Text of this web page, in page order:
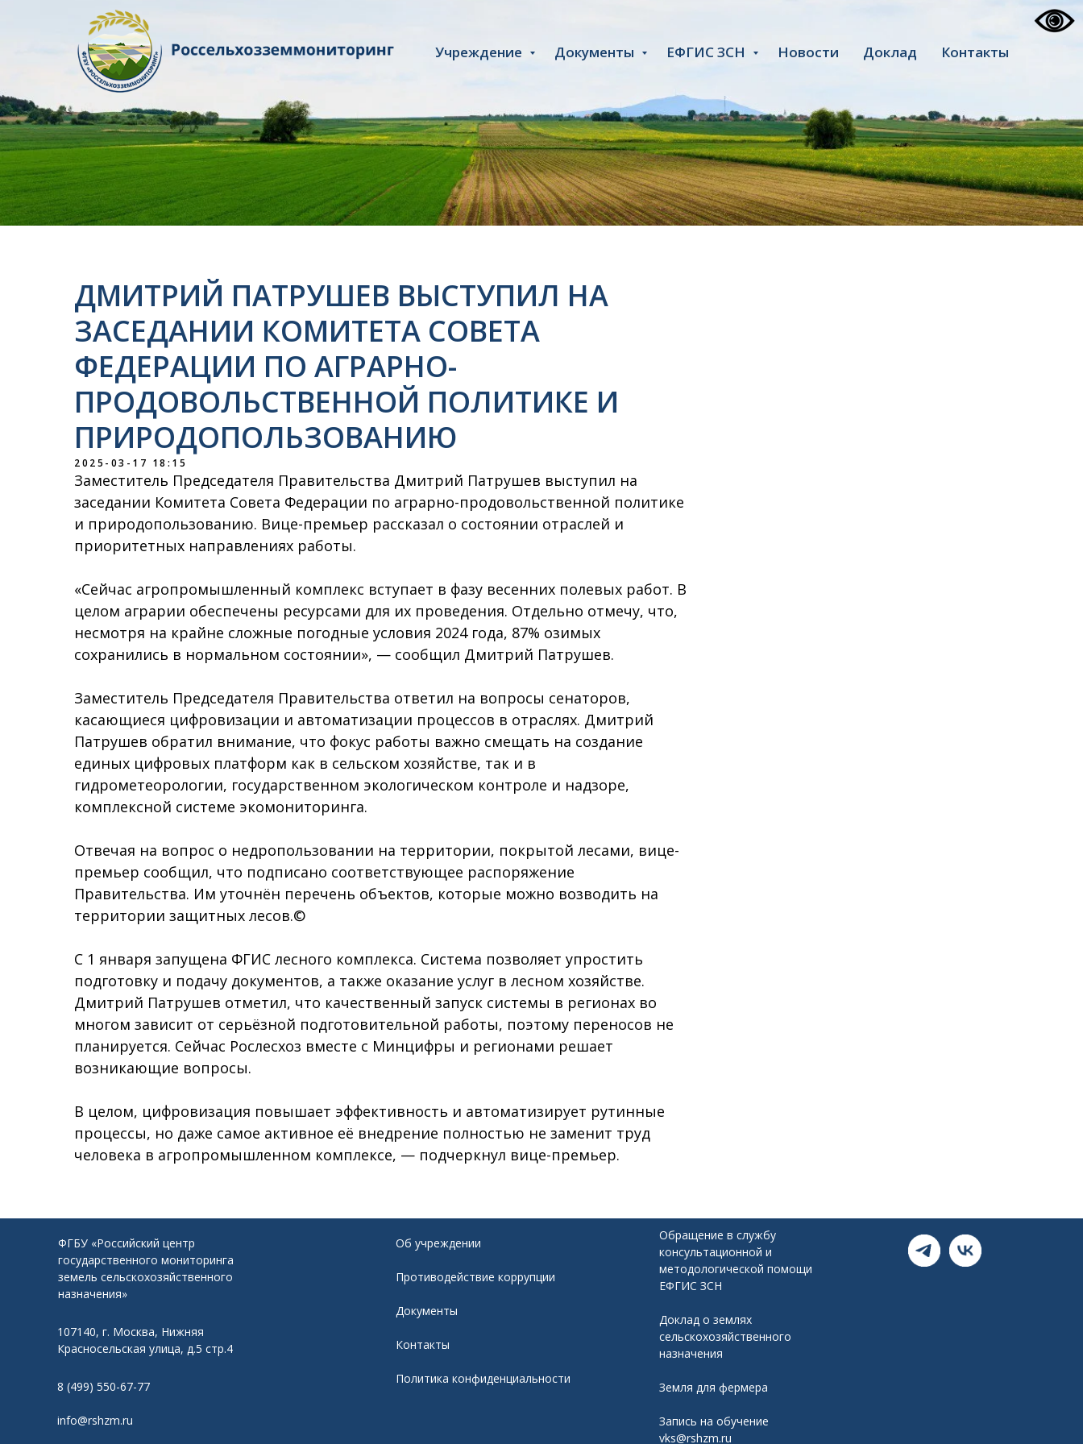
Учреждение Документы ЕФГИС ЗСН Новости Доклад Контакты
ДМИТРИЙ ПАТРУШЕВ ВЫСТУПИЛ НА
ЗАСЕДАНИИ КОМИТЕТА СОВЕТА
ФЕДЕРАЦИИ ПО АГРАРНО-
ПРОДОВОЛЬСТВЕННОЙ ПОЛИТИКЕ И
ПРИРОДОПОЛЬЗОВАНИЮ
2025-03-17 18:15
Заместитель Председателя Правительства Дмитрий Патрушев выступил на
заседании Комитета Совета Федерации по аграрно-продовольственной политике
и природопользованию. Вице-премьер рассказал о состоянии отраслей и
приоритетных направлениях работы.
«Сейчас агропромышленный комплекс вступает в фазу весенних полевых работ. В
целом аграрии обеспечены ресурсами для их проведения. Отдельно отмечу, что,
несмотря на крайне сложные погодные условия 2024 года, 87% озимых
сохранились в нормальном состоянии», — сообщил Дмитрий Патрушев.
Заместитель Председателя Правительства ответил на вопросы сенаторов,
касающиеся цифровизации и автоматизации процессов в отраслях. Дмитрий
Патрушев обратил внимание, что фокус работы важно смещать на создание
единых цифровых платформ как в сельском хозяйстве, так и в
гидрометеорологии, государственном экологическом контроле и надзоре,
комплексной системе экомониторинга.
Отвечая на вопрос о недропользовании на территории, покрытой лесами, вице-
премьер сообщил, что подписано соответствующее распоряжение
Правительства. Им уточнён перечень объектов, которые можно возводить на
территории защитных лесов.©
С 1 января запущена ФГИС лесного комплекса. Система позволяет упростить
подготовку и подачу документов, а также оказание услуг в лесном хозяйстве.
Дмитрий Патрушев отметил, что качественный запуск системы в регионах во
многом зависит от серьёзной подготовительной работы, поэтому переносов не
планируется. Сейчас Рослесхоз вместе с Минцифры и регионами решает
возникающие вопросы.
В целом, цифровизация повышает эффективность и автоматизирует рутинные
процессы, но даже самое активное её внедрение полностью не заменит труд
человека в агропромышленном комплексе, — подчеркнул вице-премьер.
ФГБУ «Российский центр
государственного мониторинга
земель сельскохозяйственного
назначения»
107140, г. Москва, Нижняя
Красносельская улица, д.5 стр.4
8 (499) 550-67-77
info@rshzm.ru
Об учреждении
Противодействие коррупции
Документы
Контакты
Политика конфиденциальности
Обращение в службу
консультационной и
методологической помощи
ЕФГИС ЗСН
Доклад о землях
сельскохозяйственного
назначения
Земля для фермера
Запись на обучение
vks@rshzm.ru